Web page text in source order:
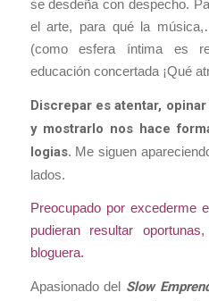
se desdeña con despecho.
el arte, para qué la
(como esfera íntima es
educación concertada ¡Qué
Discrepar es atentar,
y mostrarlo nos hace
logias. Me siguen
lados.
Preocupado por excederme
pudieran resultar
bloguera.
Apasionado del Slow